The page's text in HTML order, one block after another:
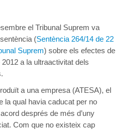
el Tribunal Suprem va
(Sentència 264/14 de 22
Suprem) sobre els efectes de
a la ultraactivitat dels
a una empresa (ATESA), el
la qual havia caducat per no
després de més d’uny
Com que no existeix cap